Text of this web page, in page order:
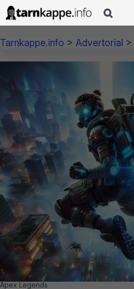

Tarnkappe.info > Advertorial >
Apex Legends